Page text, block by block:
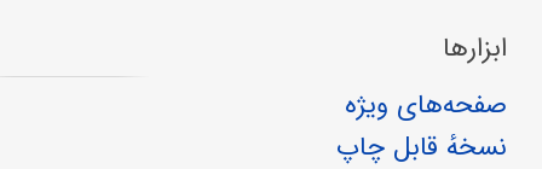
ابزارها
صفحه‌های ویژه
نسخهٔ قابل چاپ